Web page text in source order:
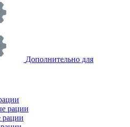
Дополнительно для
рации
рации